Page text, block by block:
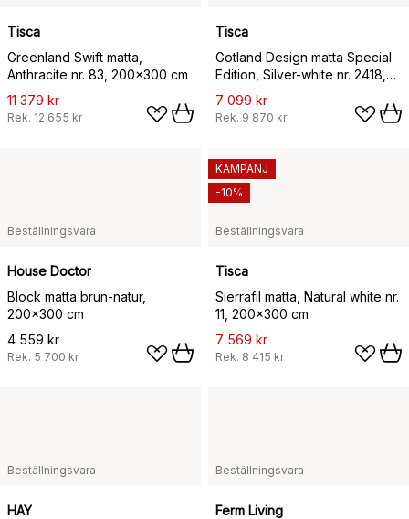
Tisca
Greenland Swift matta,
Anthracite nr. 83, 200x300 cm
11 379 kr
Rek. 12 655 kr
Tisca
Gotland Design matta Special
Edition, Silver-white nr. 2418,
200x300 cm
7 099 kr
Rek. 9 870 kr
Beställningsvara
House Doctor
Block matta brun-natur,
200x300 cm
4 559 kr
Rek. 5 700 kr
Beställningsvara
Tisca
Sierrafil matta, Natural white nr.
11, 200x300 cm
7 569 kr
Rek. 8 415 kr
KAMPANJ
-10%
Beställningsvara
HAY
Beställningsvara
Ferm Living